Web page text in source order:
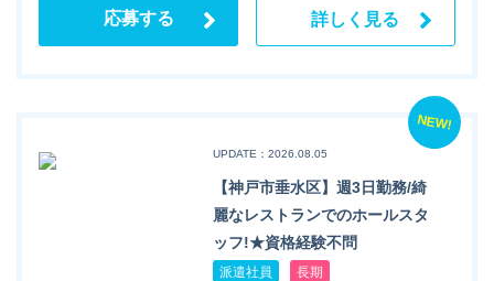
応募する 詳しく見る
NEW!
UPDATE：2026.08.05
【神戸市垂水区】週3日勤務/綺
麗なレストランでのホールスタ
ッフ!★資格経験不問
派遣社員 長期